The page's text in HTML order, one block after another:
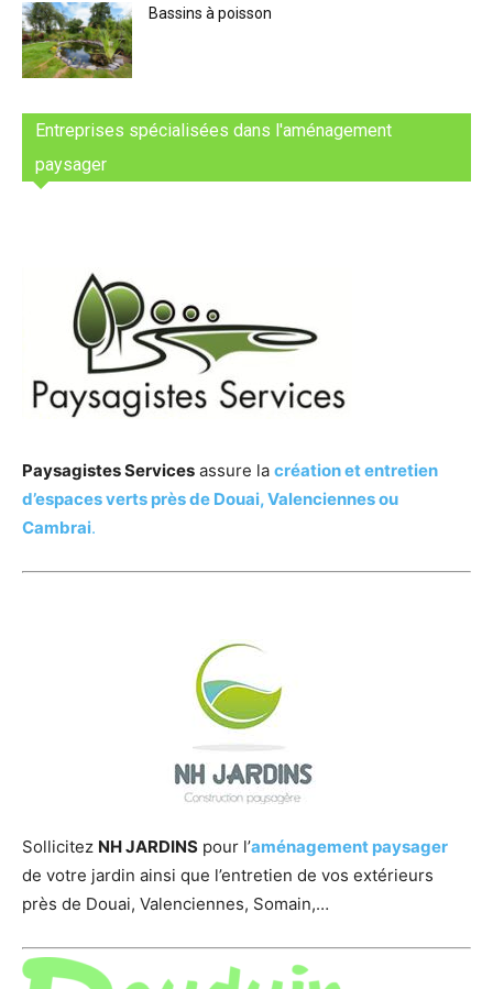
Bassins à poisson
Entreprises spécialisées dans l'aménagement
paysager
Paysagistes Services assure la création et entretien
d’espaces verts près de Douai, Valenciennes ou
Cambrai.
Sollicitez NH JARDINS pour l’aménagement paysager
de votre jardin ainsi que l’entretien de vos extérieurs
près de Douai, Valenciennes, Somain,…